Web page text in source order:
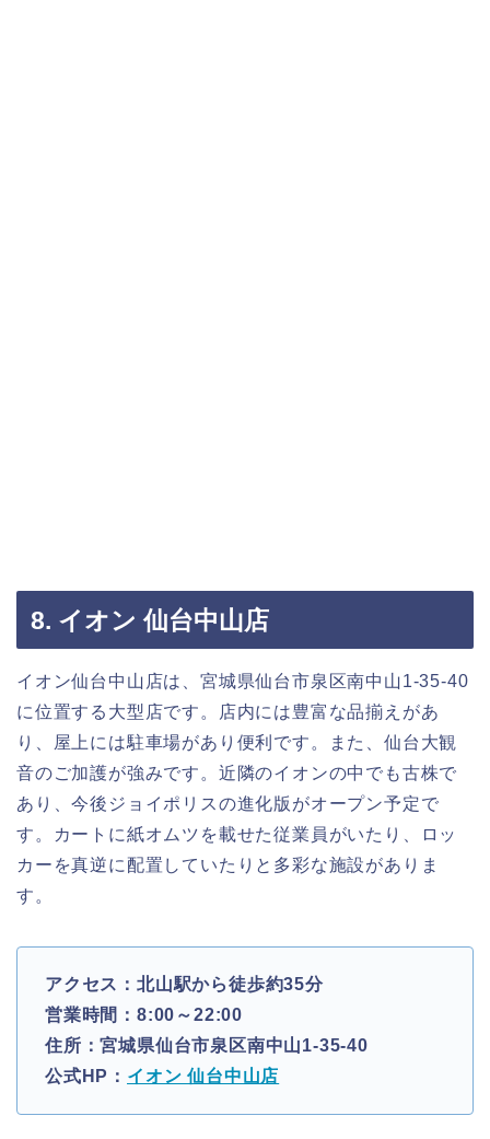
8. イオン 仙台中山店
イオン仙台中山店は、宮城県仙台市泉区南中山1-35-40
に位置する大型店です。店内には豊富な品揃えがあ
り、屋上には駐車場があり便利です。また、仙台大観
音のご加護が強みです。近隣のイオンの中でも古株で
あり、今後ジョイポリスの進化版がオープン予定で
す。カートに紙オムツを載せた従業員がいたり、ロッ
カーを真逆に配置していたりと多彩な施設がありま
す。
アクセス：北山駅から徒歩約35分
営業時間：8:00～22:00
住所：宮城県仙台市泉区南中山1-35-40
公式HP： イオン 仙台中山店